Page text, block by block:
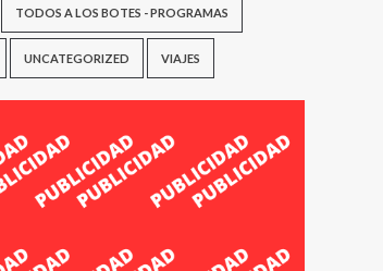
TODOS A LOS BOTES - PROGRAMAS
UNCATEGORIZED VIAJES